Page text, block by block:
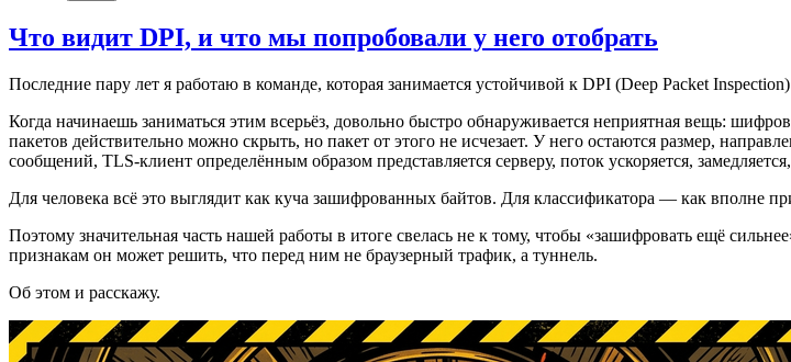
Что видит DPI, и что мы попробовали у него отобрать
Последние пару лет я работаю в команде, которая занимается устойчивой к DPI (Deep Packet
Когда начинаешь заниматься этим всерьёз, довольно быстро обнаруживается неприятная вещь:
пакетов действительно можно скрыть, но пакет от этого не исчезает. У него остаются размер,
сообщений, TLS-клиент определённым образом представляется серверу, поток ускоряется,
Для человека всё это выглядит как куча зашифрованных байтов. Для классификатора — как вполне
Поэтому значительная часть нашей работы в итоге свелась не к тому, чтобы «зашифровать ещё
признакам он может решить, что перед ним не браузерный трафик, а туннель.
Об этом и расскажу.